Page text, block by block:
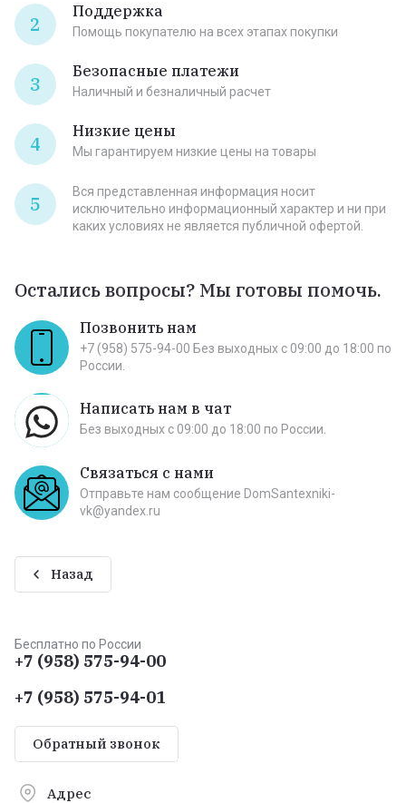
2
Поддержка
Помощь покупателю на всех этапах покупки
3
Безопасные платежи
Наличный и безналичный расчет
4
Низкие цены
Мы гарантируем низкие цены на товары
5
Вся представленная информация носит
исключительно информационный характер и ни при
каких условиях не является публичной офертой.
Остались вопросы? Мы готовы помочь.
Позвонить нам
+7 (958) 575-94-00 Без выходных c 09:00 до 18:00 по
России.
Написать нам в чат
Без выходных c 09:00 до 18:00 по России.
Связаться с нами
Отправьте нам сообщение DomSantexniki-
vk@yandex.ru
Назад
Бесплатно по России
+7 (958) 575-94-00
+7 (958) 575-94-01
Обратный звонок
Адрес